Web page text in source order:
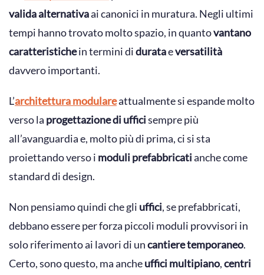
valida alternativaai canonici in muratura. Negli ultimi
tempi hanno trovato molto spazio, in quantovantano
caratteristichein termini didurataeversatilità
davvero importanti.
L’architettura modulareattualmente si espande molto
verso la progettazione di ufficisempre più
all’avanguardia e, molto più di prima, ci si sta
proiettando verso i moduli prefabbricatianche come
standard di design.
Non pensiamo quindi che gli uffici, se prefabbricati,
debbano essere per forza piccoli moduli provvisori in
solo riferimento ai lavori di uncantiere temporaneo.
Certo, sono questo, ma ancheuffici multipiano,centri